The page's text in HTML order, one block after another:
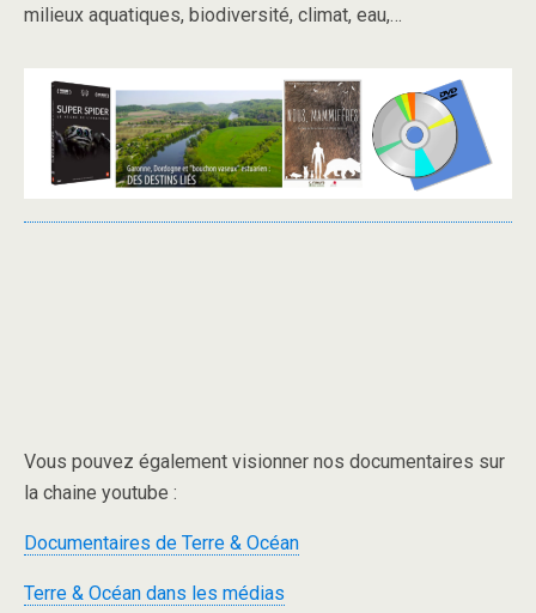
milieux aquatiques, biodiversité, climat, eau,…
Vous pouvez également visionner nos documentaires sur
la chaine youtube :
Documentaires de Terre & Océan
Terre & Océan dans les médias